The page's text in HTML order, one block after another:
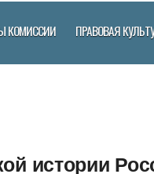
КОМИССИИ ПРАВОВАЯ
истории